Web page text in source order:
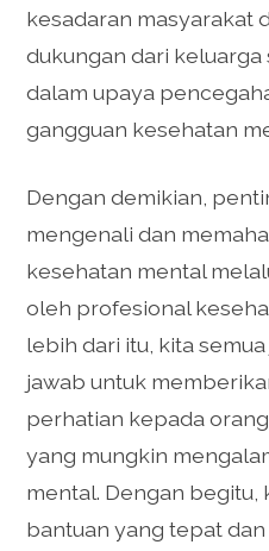
kesadaran masyarakat
dukungan dari
dalam upaya
gangguan kesehatan
Dengan demikian,
mengenali dan
kesehatan mental
oleh profesional
lebih dari itu, kita
jawab untuk
perhatian kepada
yang mungkin
mental. Dengan begitu,
bantuan yang tepat